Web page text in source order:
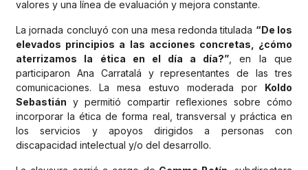
valores y una línea de evaluación y mejora constante.
La jornada concluyó con una mesa redonda titulada “De los
elevados principios a las acciones concretas, ¿cómo
aterrizamos la ética en el día a día?” , en la que
participaron Ana Carratalá y representantes de las tres
comunicaciones. La mesa estuvo moderada por Koldo
Sebastián y permitió compartir reflexiones sobre cómo
incorporar la ética de forma real, transversal y práctica en
los servicios y apoyos dirigidos a personas con
discapacidad intelectual y/o del desarrollo.